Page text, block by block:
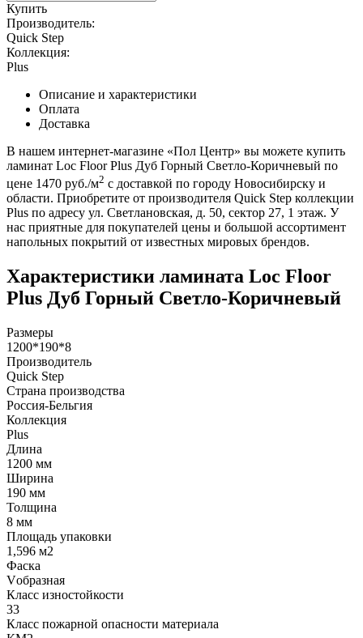
Купить
Производитель:
Quick Step
Коллекция:
Plus
Описание и характеристики
Оплата
Доставка
В нашем интернет-магазине «Пол Центр» вы можете купить
ламинат Loc Floor Plus Дуб Горный Светло-Коричневый по
цене 1470 руб./м2 с доставкой по городу Новосибирску и
области. Приобретите от производителя Quick Step коллекции
Plus по адресу ул. Светлановская, д. 50, сектор 27, 1 этаж. У
нас приятные для покупателей цены и большой ассортимент
напольных покрытий от известных мировых брендов.
Характеристики ламината Loc Floor
Plus Дуб Горный Светло-Коричневый
Размеры
1200*190*8
Производитель
Quick Step
Страна производства
Россия-Бельгия
Коллекция
Plus
Длина
1200 мм
Ширина
190 мм
Толщина
8 мм
Площадь упаковки
1,596 м2
Фаска
Vобразная
Класс изностойкости
33
Класс пожарной опасности материала